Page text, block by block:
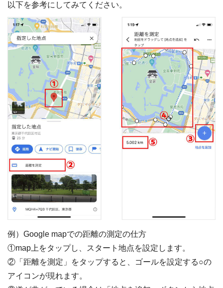
以下を参考にしてみてください。
例）Google mapでの距離の測定の仕方
①map上をタップし、スタート地点を設定します。
②「距離を測定」をタップすると、ゴールを設定する○の
アイコンが現れます。